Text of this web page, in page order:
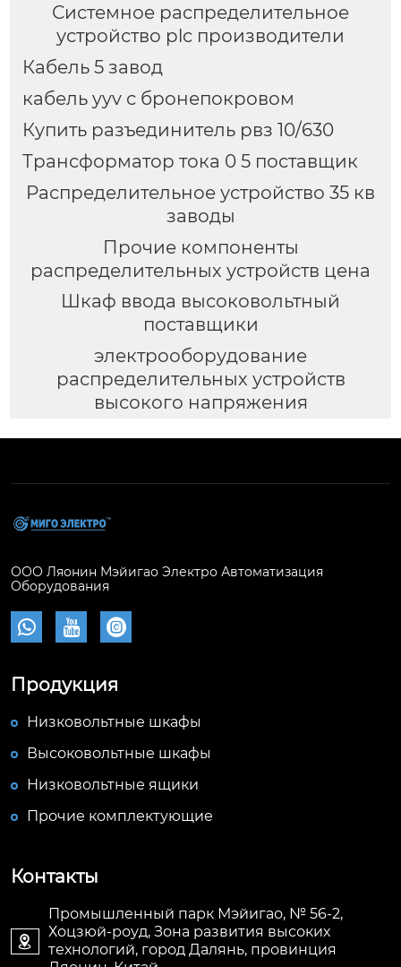
Системное распределительное
устройство plc производители
Кабель 5 завод
кабель yyv с бронепокровом
Купить разъединитель рвз 10/630
Трансформатор тока 0 5 поставщик
Распределительное устройство 35 кв
заводы
Прочие компоненты
распределительных устройств цена
Шкаф ввода высоковольтный
поставщики
электрооборудование
распределительных устройств
высокого напряжения
ООО Ляонин Мэйигао Электро Автоматизация
Оборудования
  
Продукция
Низковольтные шкафы
Высоковольтные шкафы
Низковольтные ящики
Прочие комплектующие
Контакты

Промышленный парк Мэйигао, № 56-2,
Хоцзюй-роуд, Зона развития высоких
технологий, город Далянь, провинция